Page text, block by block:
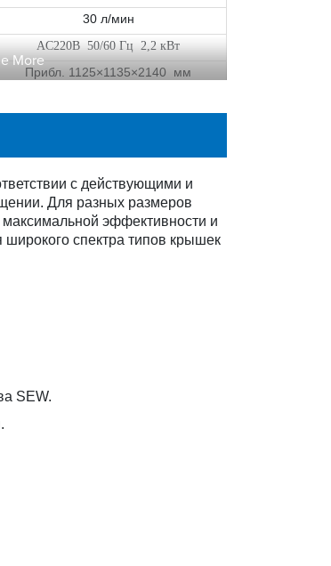
30 л/мин
AC220В 50/60 Гц 2,2 кВт
Прибл. 1125×1135×2140 мм
More
с действующими и
Для разных размеров
эффективности и
широкого спектра типов крышек
SEW.